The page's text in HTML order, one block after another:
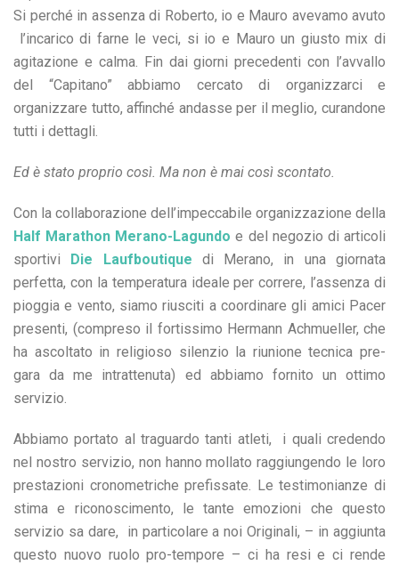
Si perché in assenza di Roberto, io e Mauro avevamo avuto
l’incarico di farne le veci, si io e Mauro un giusto mix di
agitazione e calma. Fin dai giorni precedenti con l’avvallo
del “Capitano” abbiamo cercato di organizzarci e
organizzare tutto, affinché andasse per il meglio, curandone
tutti i dettagli.
Ed è stato proprio così. Ma non è mai così scontato.
Con la collaborazione dell’impeccabile organizzazione della
Half Marathon Merano-Lagundo e del negozio di articoli
sportivi Die Laufboutique di Merano, in una giornata
perfetta, con la temperatura ideale per correre, l’assenza di
pioggia e vento, siamo riusciti a coordinare gli amici Pacer
presenti, (compreso il fortissimo Hermann Achmueller, che
ha ascoltato in religioso silenzio la riunione tecnica pre-
gara da me intrattenuta) ed abbiamo fornito un ottimo
servizio.
Abbiamo portato al traguardo tanti atleti, i quali credendo
nel nostro servizio, non hanno mollato raggiungendo le loro
prestazioni cronometriche prefissate. Le testimonianze di
stima e riconoscimento, le tante emozioni che questo
servizio sa dare, in particolare a noi Originali, – in aggiunta
questo nuovo ruolo pro-tempore – ci ha resi e ci rende